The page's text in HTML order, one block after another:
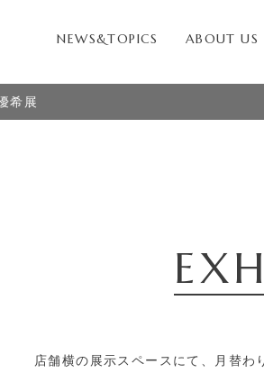
NEWS&TOPICS ABOUT US
希展
店舗横の展示スペースにて、月替わ